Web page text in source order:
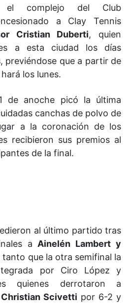
complejo del Club
a Clay Tennis
Cristian Duberti, quien
a esta ciudad los días
previéndose que a partir de
los lunes.
de anoche picó la última
canchas de polvo de
a la coronación de los
recibieron sus premios al
de la final.
al último partido tras
a Ainelén Lambert y
tanto que la otra semifinal la
por Ciro López y
quienes derrotaron a
Scivetti por 6-2 y